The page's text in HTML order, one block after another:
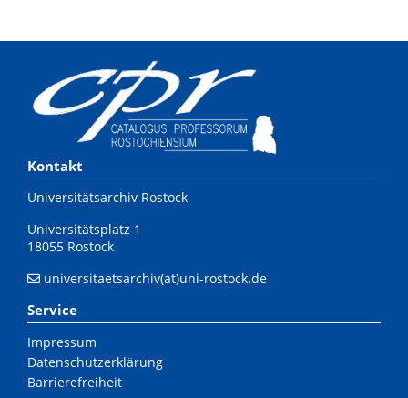
Kontakt
Universitätsarchiv Rostock
Universitätsplatz 1
18055 Rostock
universitaetsarchiv(at)uni-rostock.de
Service
Impressum
Datenschutzerklärung
Barrierefreiheit